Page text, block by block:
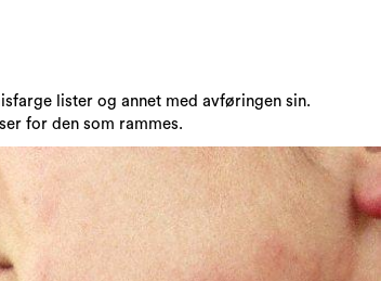
lister og annet med avføringen sin.
for den som rammes.